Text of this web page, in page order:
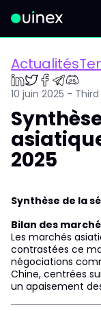
Ceci est le logo
10 juin 2025 -
2025
Synthèse de la
Bilan des
Les marchés
contrastées ce
négociations
Chine, centrées
un apaisement